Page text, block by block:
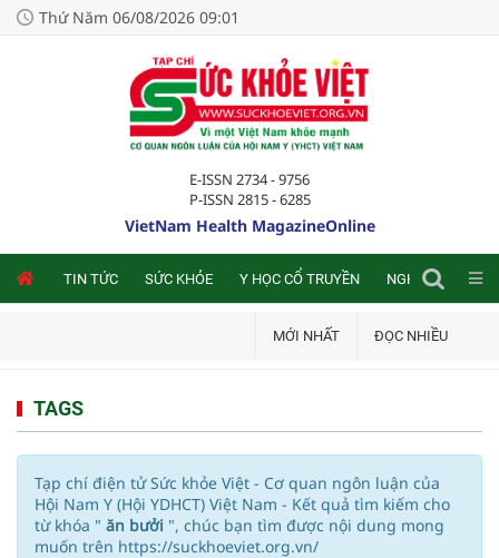
Thứ Năm 06/08/2026 09:01
E-ISSN 2734 - 9756
P-ISSN 2815 - 6285
VietNam Health MagazineOnline
TIN TỨC SỨC KHỎE Y HỌC CỔ TRUYỀN NGHIÊN CỨU
MỚI NHẤT ĐỌC NHIỀU
TAGS
Tạp chí điện tử Sức khỏe Việt - Cơ quan ngôn luận của
Hội Nam Y (Hội YDHCT) Việt Nam - Kết quả tìm kiếm cho
từ khóa " ăn bưởi ", chúc bạn tìm được nội dung mong
muốn trên https://suckhoeviet.org.vn/